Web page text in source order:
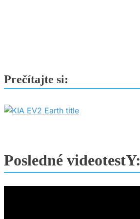
Prečítajte si:
Posledné videotestY: